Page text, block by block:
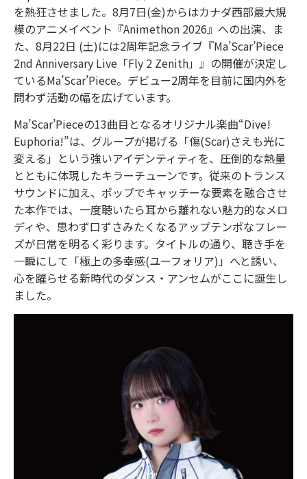
を熱狂させました。8月7日(金)からはカナダ西部最大規
模のアニメイベント『Animethon 2026』への出演、ま
た、8月22日 (土)には2周年記念ライブ『Ma’Scar’Piece
2nd Anniversary Live「Fly 2 Zenith」』の開催が決定し
ているMa’Scar’Piece。デビュー2周年を目前に国内外を
問わず活動の幅を広げています。
Ma’Scar’Pieceの13曲目となるオリジナル楽曲“Dive!
Euphoria!”は、グループが掲げる「傷(Scar)さえも光に
変える」という強いアイデンティティを、圧倒的な熱量
とともに体現したキラーチューンです。従来のトランス
サウンドに加え、ポップでキャッチーな要素を融合させ
た本作では、一度聴いたら耳から離れない魅力的なメロ
ディや、思わず口ずさみたくなるアップテンポなフレー
ズが日常を明るく彩ります。タイトルの通り、聴き手を
一瞬にして「極上の多幸感(ユーフォリア)」へと誘い、
心を躍らせる新時代のダンス・アンセムがここに誕生し
ました。